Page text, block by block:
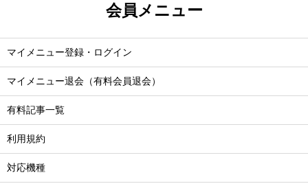
会員メニュー
マイメニュー登録・ログイン
マイメニュー退会（有料会員退会）
有料記事一覧
利用規約
対応機種